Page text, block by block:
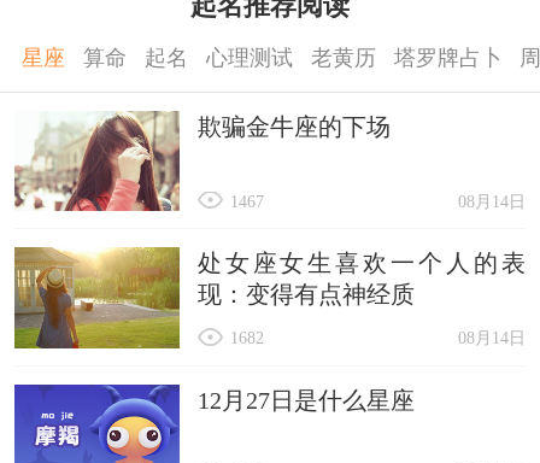
起名推荐阅读
星座 算命 起名 心理测试 老黄历 塔罗牌占卜
欺骗金牛座的下场
08月14日
1467
处女座女生喜欢一个人的表
现：变得有点神经质
08月14日
1682
12月27日是什么星座